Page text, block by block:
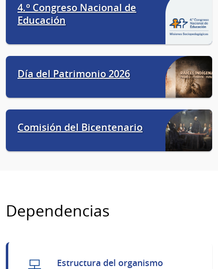
4.º Congreso Nacional de
Educación
Día del Patrimonio 2026
Comisión del Bicentenario
Dependencias
Estructura del organismo